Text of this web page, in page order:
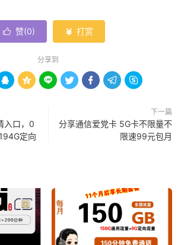
 赞(0)  打赏
分享到
      
入口，0
定向
下一篇
分享通信爱党卡 5G卡不限量不
限速99元包月